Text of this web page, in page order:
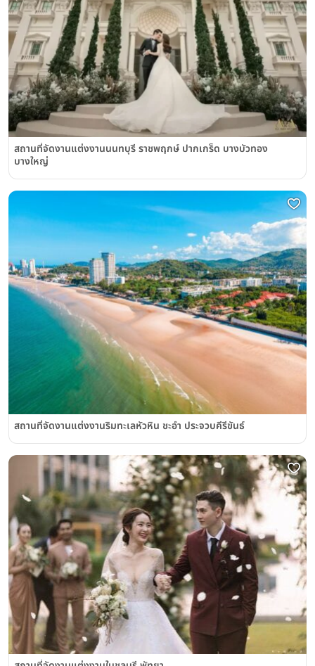
สถานที่จัดงานแต่งงานนนทบุรี ราชพฤกษ์ ปากเกร็ด บางบัวทอง
บางใหญ่
สถานที่จัดงานแต่งงานริมทะเลหัวหิน ชะอำ ประจวบคีรีขันธ์